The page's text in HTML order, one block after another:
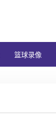
篮球录像